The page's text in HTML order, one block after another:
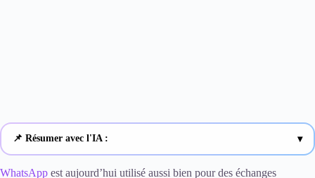
📌 Résumer avec l'IA :
ChatGPT
WhatsApp est aujourd’hui utilisé aussi bien pour des échanges